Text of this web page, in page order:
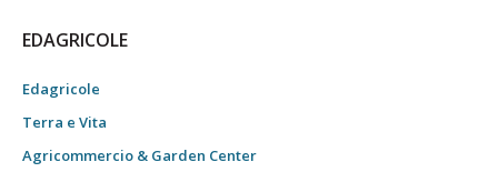
EDAGRICOLE
Edagricole
Terra e Vita
Agricommercio & Garden Center